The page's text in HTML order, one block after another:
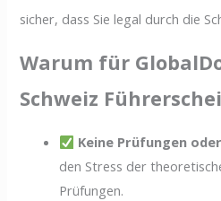
sicher, dass Sie legal durch die
Warum für
Schweiz
Keine Prüfungen
den Stress der
Prüfungen.